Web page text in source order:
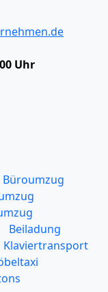
Uhr
Büroumzug
Beiladung
Klaviertransport